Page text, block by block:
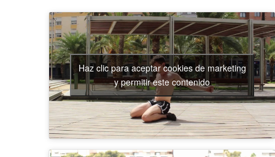
Haz clic para aceptar cookies de marketing
y permitir este contenido